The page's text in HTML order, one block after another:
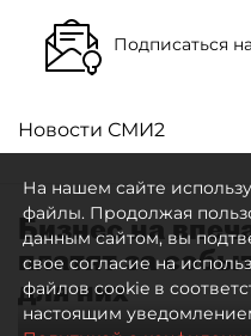
Подписаться
Новости СМИ2
Бизнес на
платят за
для них
На нашем сайте
файлы. Продолжая
данным сайтом, вы
свое согласие на
файлов cookie в
настоящим